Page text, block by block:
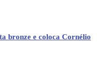
bronze e coloca Cornélio